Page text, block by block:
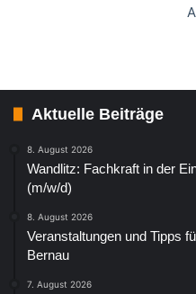
Aktuelle Beiträge
8. August 2026
Wandlitz: Fachkraft in der
(m/w/d)
8. August 2026
Veranstaltungen und Tipps
Bernau
7. August 2026